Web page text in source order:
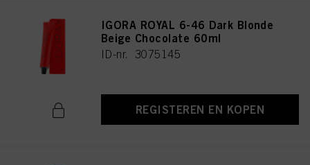
IGORA ROYAL 6-46 Dark Blonde
Beige Chocolate 60ml
ID-nr. 3075145
REGISTEREN EN KOPEN